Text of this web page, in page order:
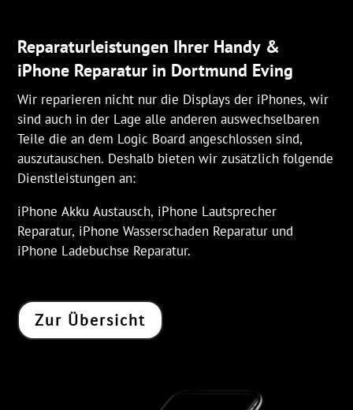
Reparaturleistungen Ihrer Handy &
iPhone Reparatur in Dortmund Eving
Wir reparieren nicht nur die Displays der iPhones, wir
sind auch in der Lage alle anderen auswechselbaren
Teile die an dem Logic Board angeschlossen sind,
auszutauschen. Deshalb bieten wir zusätzlich folgende
Dienstleistungen an:
iPhone Akku Austausch, iPhone Lautsprecher
Reparatur, iPhone Wasserschaden Reparatur und
iPhone Ladebuchse Reparatur.
Zur Übersicht